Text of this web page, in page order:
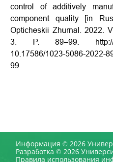
control of additively
component quality [in
Opticheskii Zhurnal. 2022.
3. P. 89–99.
10.17586/1023-5086-2022-
99
Информация © 2026
Разработка © 2026
Правила использования